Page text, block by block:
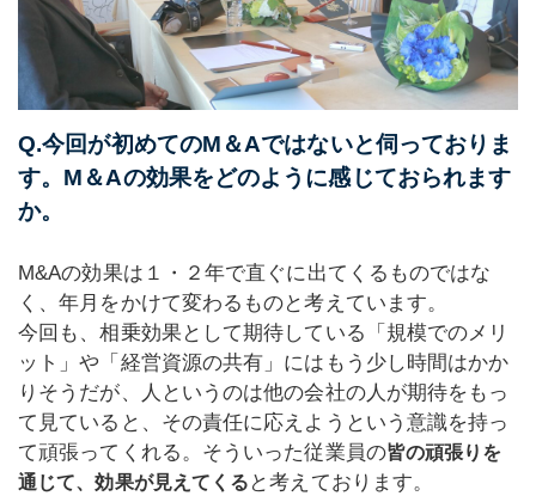
Q.今回が初めてのM＆Aではないと伺っておりま
す。M＆Aの効果をどのように感じておられます
か。
M&Aの効果は１・２年で直ぐに出てくるものではな
く、年月をかけて変わるものと考えています。
今回も、相乗効果として期待している「規模でのメリ
ット」や「経営資源の共有」にはもう少し時間はかか
りそうだが、人というのは他の会社の人が期待をもっ
て見ていると、その責任に応えようという意識を持っ
て頑張ってくれる。そういった従業員の皆の頑張りを
通じて、効果が見えてくる と考えております。